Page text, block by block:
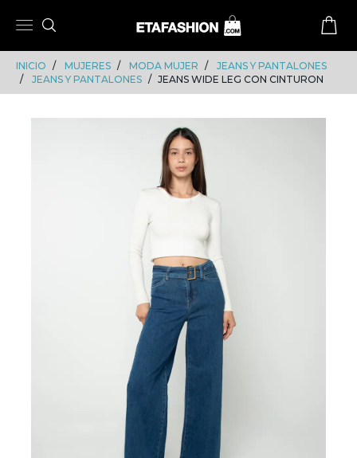
INICIO MUJERES MODA MUJER
JEANS Y PANTALONES
JEANS Y PANTALONES
JEANS WIDE LEG CON CINTURON